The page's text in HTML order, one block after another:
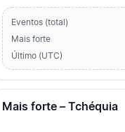
Eventos (total)
Mais forte
Último (UTC)
Mais forte – Tchéquia